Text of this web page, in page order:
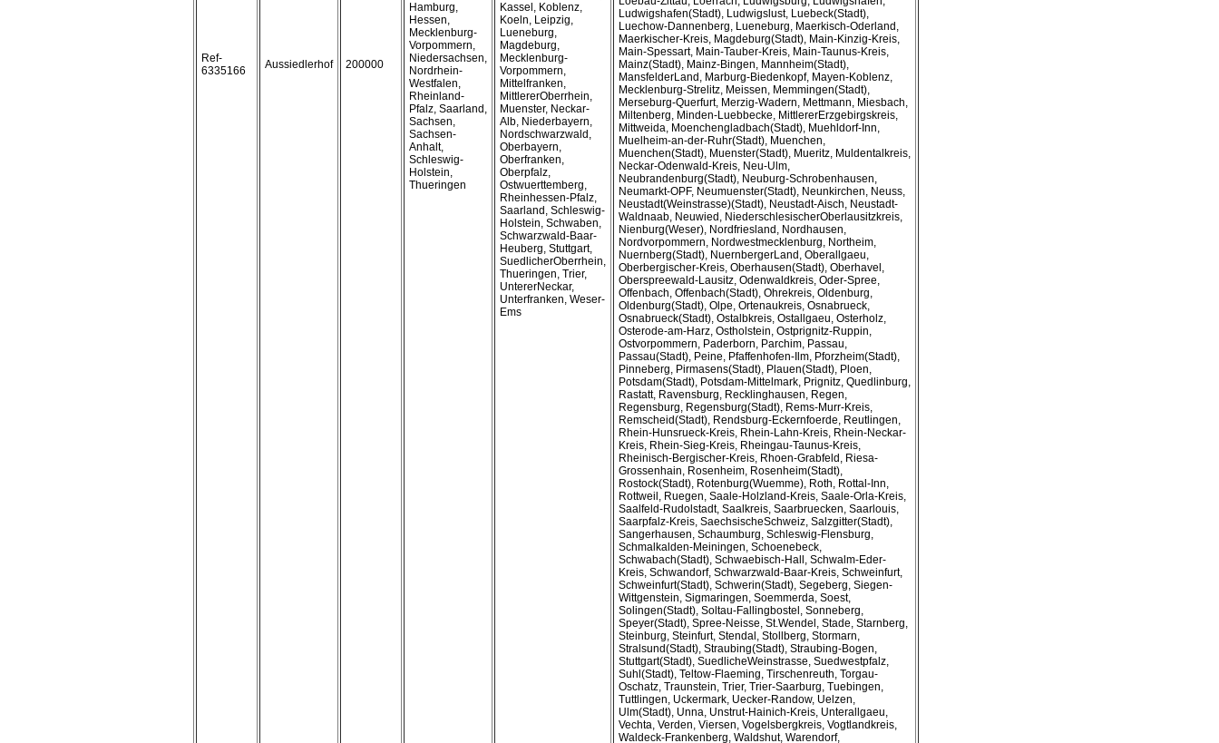
Ref-
6335166
Aussiedlerhof 200000
Hamburg,
Hessen,
Mecklenburg-
Vorpommern,
Niedersachsen,
Nordrhein-
Westfalen,
Rheinland-
Pfalz, Saarland,
Sachsen,
Sachsen-
Anhalt,
Schleswig-
Holstein,
Thueringen
Kassel, Koblenz,
Koeln, Leipzig,
Lueneburg,
Magdeburg,
Mecklenburg-
Vorpommern,
Mittelfranken,
MittlererOberrhein,
Muenster, Neckar-
Alb, Niederbayern,
Nordschwarzwald,
Oberbayern,
Oberfranken,
Oberpfalz,
Ostwuerttemberg,
Rheinhessen-Pfalz,
Saarland, Schleswig-
Holstein, Schwaben,
Schwarzwald-Baar-
Heuberg, Stuttgart,
SuedlicherOberrhein,
Thueringen, Trier,
UntererNeckar,
Unterfranken, Weser-
Ems
Ludwigshafen(Stadt), Ludwigslust, Luebeck(Stadt),
Luechow-Dannenberg, Lueneburg, Maerkisch-Oderland,
Maerkischer-Kreis, Magdeburg(Stadt), Main-Kinzig-Kreis,
Main-Spessart, Main-Tauber-Kreis, Main-Taunus-Kreis,
Mainz(Stadt), Mainz-Bingen, Mannheim(Stadt),
MansfelderLand, Marburg-Biedenkopf, Mayen-Koblenz,
Mecklenburg-Strelitz, Meissen, Memmingen(Stadt),
Merseburg-Querfurt, Merzig-Wadern, Mettmann, Miesbach,
Miltenberg, Minden-Luebbecke, MittlererErzgebirgskreis,
Mittweida, Moenchengladbach(Stadt), Muehldorf-Inn,
Muelheim-an-der-Ruhr(Stadt), Muenchen,
Muenchen(Stadt), Muenster(Stadt), Mueritz, Muldentalkreis,
Neckar-Odenwald-Kreis, Neu-Ulm,
Neubrandenburg(Stadt), Neuburg-Schrobenhausen,
Neumarkt-OPF, Neumuenster(Stadt), Neunkirchen, Neuss,
Neustadt(Weinstrasse)(Stadt), Neustadt-Aisch, Neustadt-
Waldnaab, Neuwied, NiederschlesischerOberlausitzkreis,
Nienburg(Weser), Nordfriesland, Nordhausen,
Nordvorpommern, Nordwestmecklenburg, Northeim,
Nuernberg(Stadt), NuernbergerLand, Oberallgaeu,
Oberbergischer-Kreis, Oberhausen(Stadt), Oberhavel,
Oberspreewald-Lausitz, Odenwaldkreis, Oder-Spree,
Offenbach, Offenbach(Stadt), Ohrekreis, Oldenburg,
Oldenburg(Stadt), Olpe, Ortenaukreis, Osnabrueck,
Osnabrueck(Stadt), Ostalbkreis, Ostallgaeu, Osterholz,
Osterode-am-Harz, Ostholstein, Ostprignitz-Ruppin,
Ostvorpommern, Paderborn, Parchim, Passau,
Passau(Stadt), Peine, Pfaffenhofen-Ilm, Pforzheim(Stadt),
Pinneberg, Pirmasens(Stadt), Plauen(Stadt), Ploen,
Potsdam(Stadt), Potsdam-Mittelmark, Prignitz, Quedlinburg,
Rastatt, Ravensburg, Recklinghausen, Regen,
Regensburg, Regensburg(Stadt), Rems-Murr-Kreis,
Remscheid(Stadt), Rendsburg-Eckernfoerde, Reutlingen,
Rhein-Hunsrueck-Kreis, Rhein-Lahn-Kreis, Rhein-Neckar-
Kreis, Rhein-Sieg-Kreis, Rheingau-Taunus-Kreis,
Rheinisch-Bergischer-Kreis, Rhoen-Grabfeld, Riesa-
Grossenhain, Rosenheim, Rosenheim(Stadt),
Rostock(Stadt), Rotenburg(Wuemme), Roth, Rottal-Inn,
Rottweil, Ruegen, Saale-Holzland-Kreis, Saale-Orla-Kreis,
Saalfeld-Rudolstadt, Saalkreis, Saarbruecken, Saarlouis,
Saarpfalz-Kreis, SaechsischeSchweiz, Salzgitter(Stadt),
Sangerhausen, Schaumburg, Schleswig-Flensburg,
Schmalkalden-Meiningen, Schoenebeck,
Schwabach(Stadt), Schwaebisch-Hall, Schwalm-Eder-
Kreis, Schwandorf, Schwarzwald-Baar-Kreis, Schweinfurt,
Schweinfurt(Stadt), Schwerin(Stadt), Segeberg, Siegen-
Wittgenstein, Sigmaringen, Soemmerda, Soest,
Solingen(Stadt), Soltau-Fallingbostel, Sonneberg,
Speyer(Stadt), Spree-Neisse, St.Wendel, Stade, Starnberg,
Steinburg, Steinfurt, Stendal, Stollberg, Stormarn,
Stralsund(Stadt), Straubing(Stadt), Straubing-Bogen,
Stuttgart(Stadt), SuedlicheWeinstrasse, Suedwestpfalz,
Suhl(Stadt), Teltow-Flaeming, Tirschenreuth, Torgau-
Oschatz, Traunstein, Trier, Trier-Saarburg, Tuebingen,
Tuttlingen, Uckermark, Uecker-Randow, Uelzen,
Ulm(Stadt), Unna, Unstrut-Hainich-Kreis, Unterallgaeu,
Vechta, Verden, Viersen, Vogelsbergkreis, Vogtlandkreis,
Waldeck-Frankenberg, Waldshut, Warendorf,